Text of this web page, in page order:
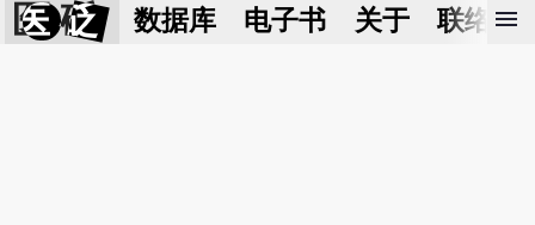
医 砭 数据库 电子书 关于 联络我
menu